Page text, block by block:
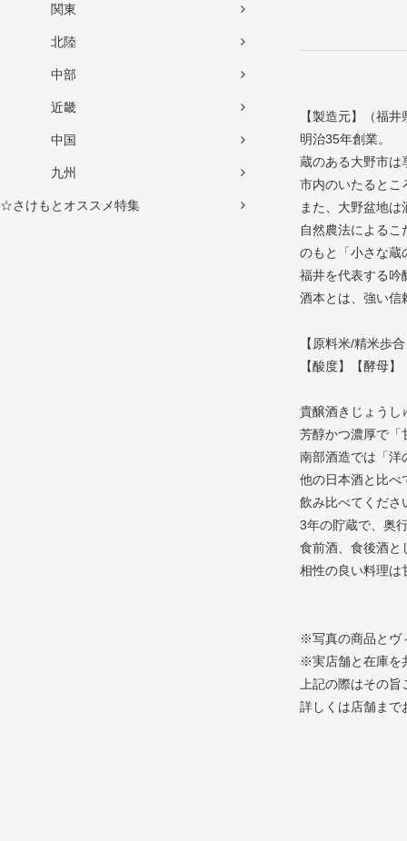
関東
北陸
中部
近畿
中国
九州
☆さけもとオススメ特集
【製造元】（福
明治35年創業。
蔵のある大野市は
市内のいたるとこ
また、大野盆地
自然農法による
のもと「小さな蔵
福井を代表する吟
酒本とは、強い信
【原料米/精米歩
【酸度】【酵母】
貴醸酒きじょうし
芳醇かつ濃厚で「
南部酒造では「洋
他の日本酒と比べ
飲み比べてくださ
3年の貯蔵で、奥
食前酒、食後酒と
相性の良い料理は
※写真の商品とヴ
※実店舗と在庫を
上記の際はその旨
詳しくは店舗まで